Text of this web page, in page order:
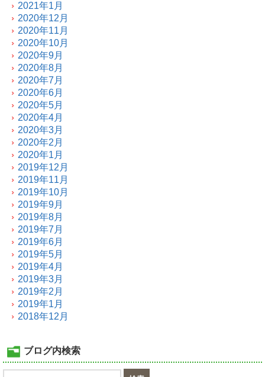
2021年1月
2020年12月
2020年11月
2020年10月
2020年9月
2020年8月
2020年7月
2020年6月
2020年5月
2020年4月
2020年3月
2020年2月
2020年1月
2019年12月
2019年11月
2019年10月
2019年9月
2019年8月
2019年7月
2019年6月
2019年5月
2019年4月
2019年3月
2019年2月
2019年1月
2018年12月
ブログ内検索